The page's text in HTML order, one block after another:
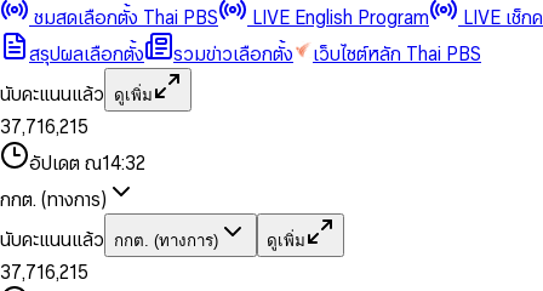
ชมสดเลือกตั้ง Thai PBS LIVE English Program
LIVE เช็ก
สรุปผลเลือกตั้ง
รวมข่าวเลือกตั้ง
เว็บไซต์หลัก Thai PBS
นับคะแนนแล้ว
ดูเพิ่ม
0
1
2
3
4
5
6
8
9
2
3
4
5
6
7
8
9
,
2
4
6
7
8
9
0
1
2
3
4
5
6
7
8
1
3
5
6
7
8
9
,
1
2
4
5
7
8
9
0
1
3
4
6
7
8
0
2
3
4
5
7
8
อัปเดต ณ14:32
กกต. (ทางการ)
นับคะแนนแล้ว
กกต. (ทางการ) ดูเพิ่ม
0
1
2
3
0
1
2
4
5
6
7,
0
1
2
4
6
7
0
1
0
1
3
5
6,
1
2
0
1
0
2
3
4
5